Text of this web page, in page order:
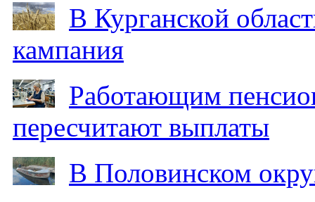
В Курганской
кампания
Работающим
пересчитают выплаты
В Половинском